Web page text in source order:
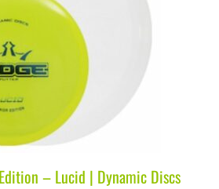
– Lucid | Dynamic Discs